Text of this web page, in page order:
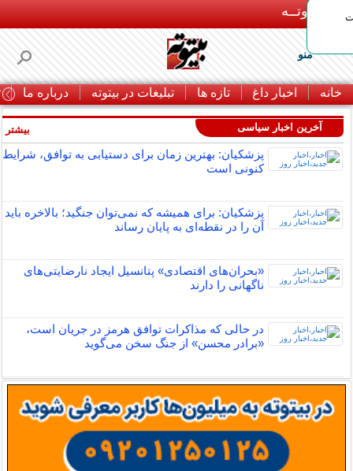
بـیتوتــه
منو
خانه اخبار داغ تازه ها تبلیغات در بیتوته درباره ما
آخرین اخبار سیاسی
پزشکیان: بهترین زمان برای دستیابی به توافق، شرایط
کنونی است
پزشکیان: برای همیشه که نمی‌توان جنگید؛ بالاخره باید
آن را در نقطه‌ای به پایان رساند
«بحران‌های اقتصادی» پتانسیل ایجاد نارضایتی‌های
ناگهانی را دارند
در حالی که مذاکرات توافق هرمز در جریان است،
«برادر محسن» از جنگ سخن می‌گوید
بیشتر